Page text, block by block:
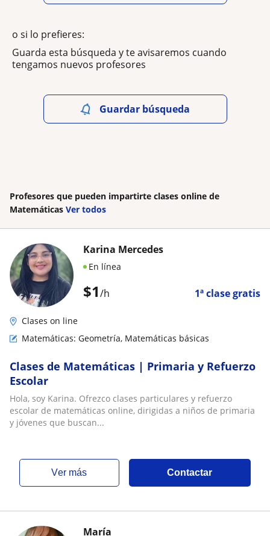
o si lo prefieres:
Guarda esta búsqueda y te avisaremos cuando
tengamos nuevos profesores
Guardar búsqueda
Profesores que pueden impartirte clases online de
Matemáticas Ver todos
$1/h 1ª clase gratis
Karina Mercedes
En línea
Clases on line
Matemáticas: Geometría, Matemáticas básicas
​Clases de Matemáticas | Primaria y Refuerzo
Escolar
Hola, soy Karina. Ofrezco clases particulares y refuerzo
escolar de matemáticas online, dirigidas a niños de primaria
y jóvenes que buscan...
ver más Contactar
María